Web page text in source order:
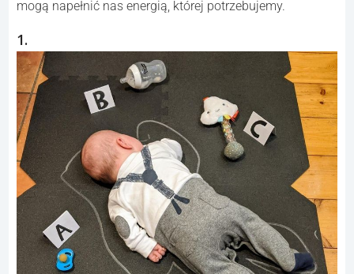
mogą napełnić nas energią, której potrzebujemy.
1.